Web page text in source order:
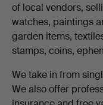
of local vendors,
watches, paintings
garden items,
stamps, coins,
We take in from
We also offer